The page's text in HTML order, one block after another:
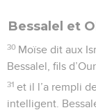
Bessalel et
30 Moïse dit aux
Bessalel, fils
31 et il l’a rempli
intelligent.